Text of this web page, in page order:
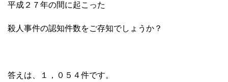
平成２７年の間に起こった
殺人事件の認知件数をご存知でしょうか？
答えは、１，０５４件です。